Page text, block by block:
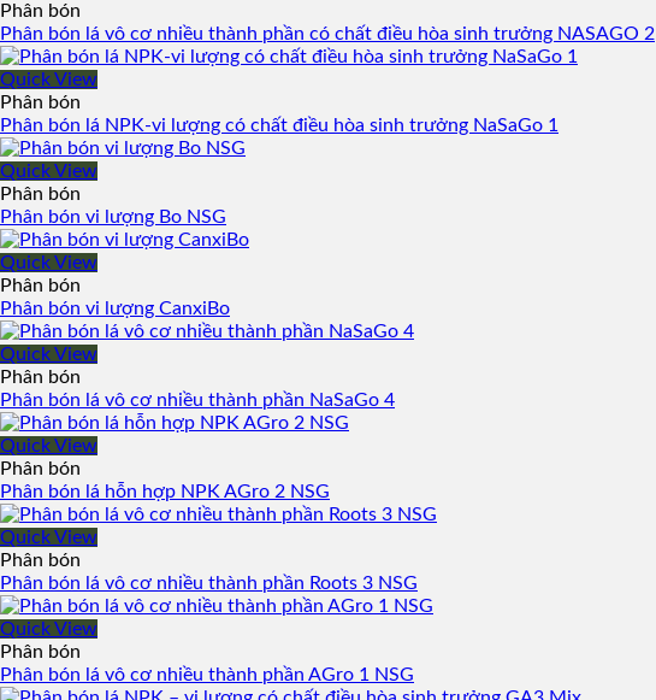
Phân bón
Phân bón lá vô cơ nhiều thành phần có chất điều hòa sinh trưởng NASAGO 2
Quick View
Phân bón
Phân bón lá NPK-vi lượng có chất điều hòa sinh trưởng NaSaGo 1
Quick View
Phân bón
Phân bón vi lượng Bo NSG
Quick View
Phân bón
Phân bón vi lượng CanxiBo
Quick View
Phân bón
Phân bón lá vô cơ nhiều thành phần NaSaGo 4
Quick View
Phân bón
Phân bón lá hỗn hợp NPK AGro 2 NSG
Quick View
Phân bón
Phân bón lá vô cơ nhiều thành phần Roots 3 NSG
Quick View
Phân bón
Phân bón lá vô cơ nhiều thành phần AGro 1 NSG